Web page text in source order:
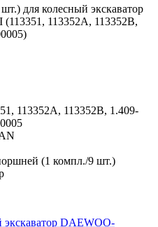
для колесный экскаватор
113352A, 113352B,
113352A, 113352B, 1.409-
(1 компл./9 шт.)